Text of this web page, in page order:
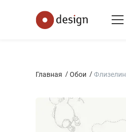
Главная Обои